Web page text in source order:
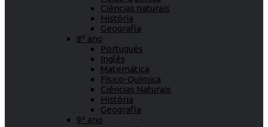
Ciências naturais
História
Geografia
8º ano
Português
Inglês
Matemática
Físico-Química
Ciências Naturais
História
Geografia
9º ano